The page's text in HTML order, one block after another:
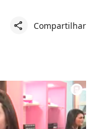
share Compartilhar